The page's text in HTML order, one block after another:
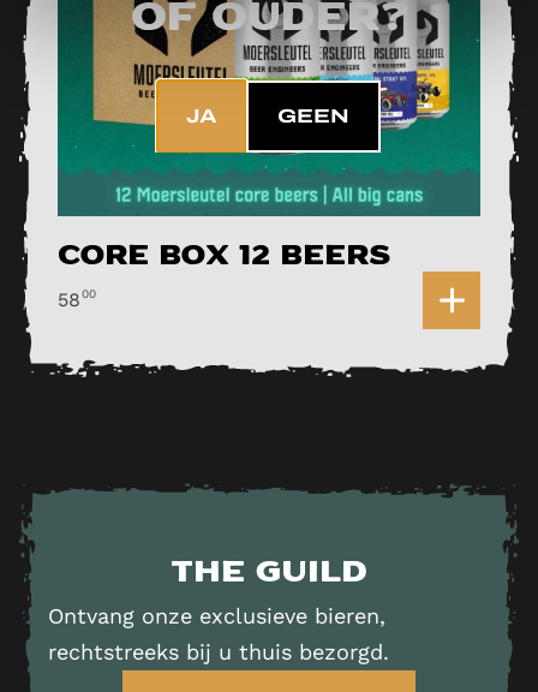
of ouder?
JA GEEN
Core Box 12 Beers
5800 0
The Guild
Ontvang onze exclusieve bieren,
rechtstreeks bij u thuis bezorgd.